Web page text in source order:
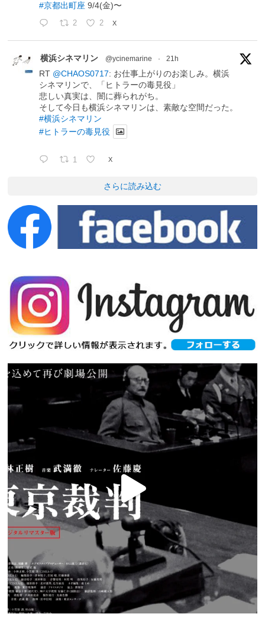
#京都出町座 9/4(金)〜
2 2 X
横浜シネマリン @ycinemarine · 21h
RT @CHAOS0717: お仕事上がりのお楽しみ。横浜
シネマリンで、「ヒトラーの毒見役」
悲しい真実は、闇に葬られがち。
そして今日も横浜シネマリンは、素敵な空間だった。
#横浜シネマリン
#ヒトラーの毒見役
1 X
さらに読み込む